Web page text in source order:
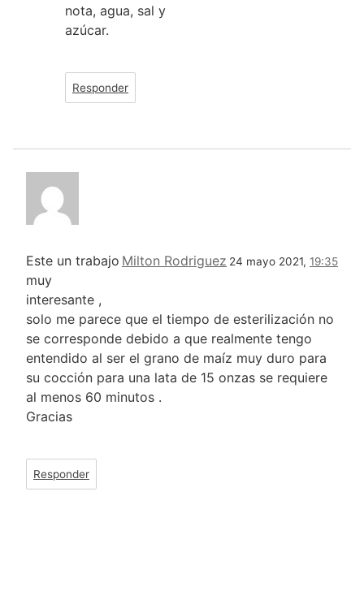
nota, agua, sal y
azúcar.
Responder
Milton Rodriguez 24 mayo 2021, 19:35
Este un trabajo
muy
interesante ,
solo me parece que el tiempo de esterilización no
se corresponde debido a que realmente tengo
entendido al ser el grano de maíz muy duro para
su cocción para una lata de 15 onzas se requiere
al menos 60 minutos .
Gracias
Responder